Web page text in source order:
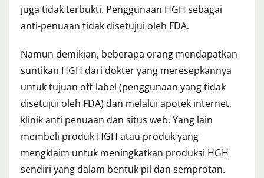
juga tidak terbukti. Penggunaan HGH sebagai
anti-penuaan tidak disetujui oleh FDA.
Namun demikian, beberapa orang mendapatkan
suntikan HGH dari dokter yang meresepkannya
untuk tujuan off-label (penggunaan yang tidak
disetujui oleh FDA) dan melalui apotek internet,
klinik anti penuaan dan situs web. Yang lain
membeli produk HGH atau produk yang
mengklaim untuk meningkatkan produksi HGH
sendiri yang dalam bentuk pil dan semprotan.